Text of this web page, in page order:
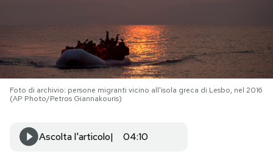
I MIEI PREFERITI
SHOP
CALENDARIO
Foto di archivio: persone migranti vicino all'isola greca di Lesbo, nel 2016
(AP Photo/Petros Giannakouris)
Ascolta l'articolo 04:10